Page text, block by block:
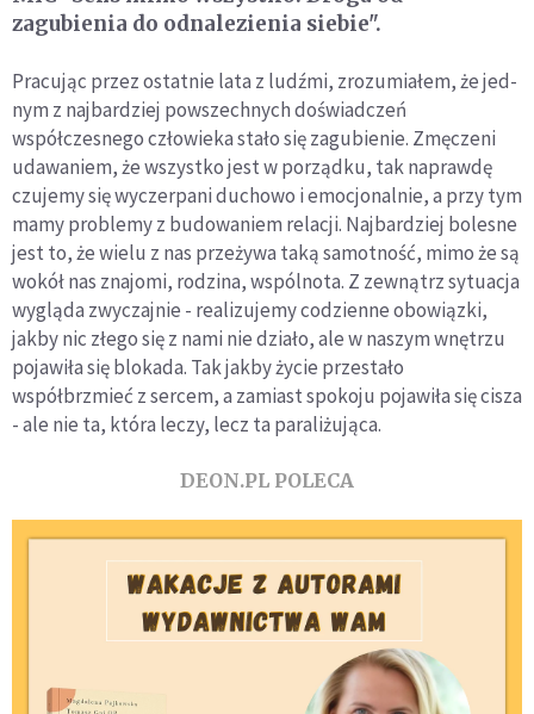
zagubienia do odnalezienia siebie".
Pracując przez ostatnie lata z ludźmi, zrozumiałem, że jed­
nym z najbardziej powszechnych doświadczeń
współczesne­go człowieka stało się zagubienie. Zmęczeni
udawaniem, że wszystko jest w porządku, tak naprawdę
czujemy się wyczer­pani duchowo i emocjonalnie, a przy tym
mamy problemy z budowaniem relacji. Najbardziej bolesne
jest to, że wielu z nas przeżywa taką samotność, mimo że są
wokół nas zna­jomi, rodzina, wspólnota. Z zewnątrz sytuacja
wygląda zwy­czajnie - realizujemy codzienne obowiązki,
jakby nic złego się z nami nie działo, ale w naszym wnętrzu
pojawiła się blokada. Tak jakby życie przestało
współbrzmieć z sercem, a zamiast spokoju pojawiła się cisza
- ale nie ta, która leczy, lecz ta paraliżująca.
DEON.PL POLECA